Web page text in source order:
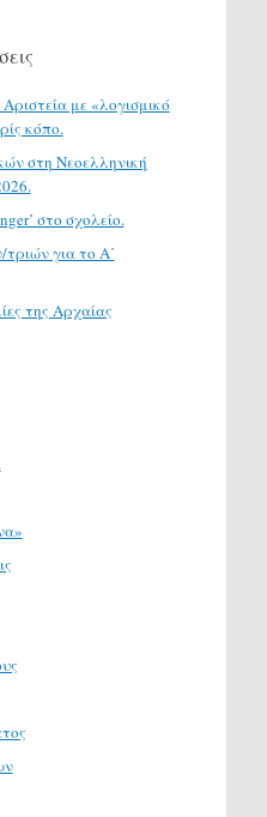
με «λογισμικό
κόπο.
στη Νεοελληνική
στο σχολείο.
για το Α΄
της Αρχαίας